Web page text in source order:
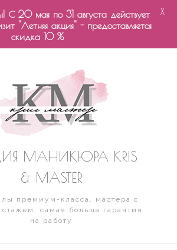
МАНИКЮРА KRIS
& MASTER
премиум-класса, мастера с
самая больша гарантия
на работу
С 20 мая по 31 августа действует
"Летняя акция" - предоставляется
скидка 10 %
X